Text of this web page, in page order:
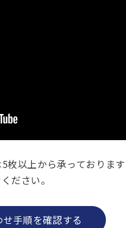
枚以上から承っております
ださい。
手順を確認する